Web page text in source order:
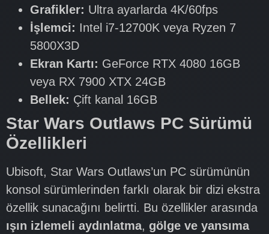
Grafikler: Ultra ayarlarda 4K/60fps
İşlemci: Intel i7-12700K veya Ryzen 7
5800X3D
Ekran Kartı: GeForce RTX 4080 16GB
veya RX 7900 XTX 24GB
Bellek: Çift kanal 16GB
Star Wars Outlaws PC Sürümü
Özellikleri
Ubisoft, Star Wars Outlaws’un PC sürümünün
konsol sürümlerinden farklı olarak bir dizi ekstra
özellik sunacağını belirtti. Bu özellikler arasında
ışın izlemeli aydınlatma, gölge ve yansıma